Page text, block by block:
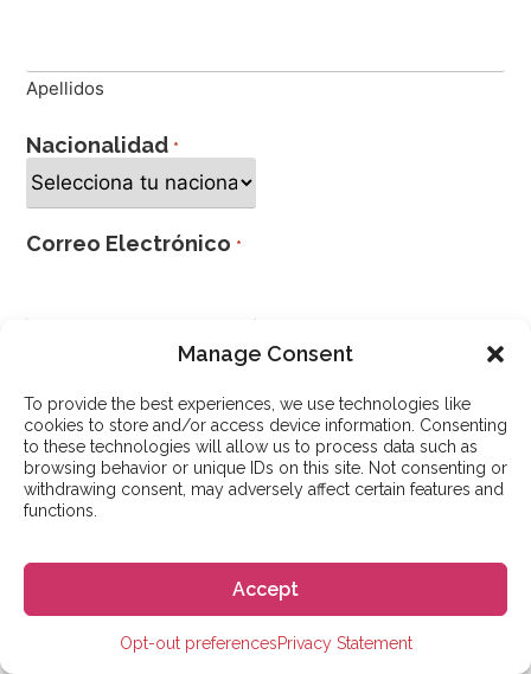
Manage Consent
To provide the best experiences, we use technologies like
cookies to store and/or access device information. Consenting
to these technologies will allow us to process data such as
browsing behavior or unique IDs on this site. Not consenting or
withdrawing consent, may adversely affect certain features and
functions.
Accept
Opt-out preferencesPrivacy Statement
Apellidos
Nacionalidad *
Correo Electrónico *
¿Cómo nos conociste? *